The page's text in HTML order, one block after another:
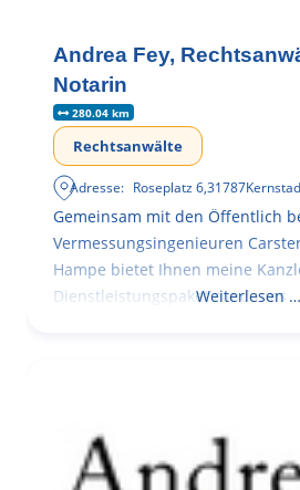
Andrea Fey,
Notarin
280.04 km
Rechtsanwälte
Adresse: Roseplatz 6,31787
Gemeinsam mit den Öffentlich
Vermessungsingenieuren
Hampe bietet Ihnen meine
Dienstleistungspaket rund ums
Weiterlesen …